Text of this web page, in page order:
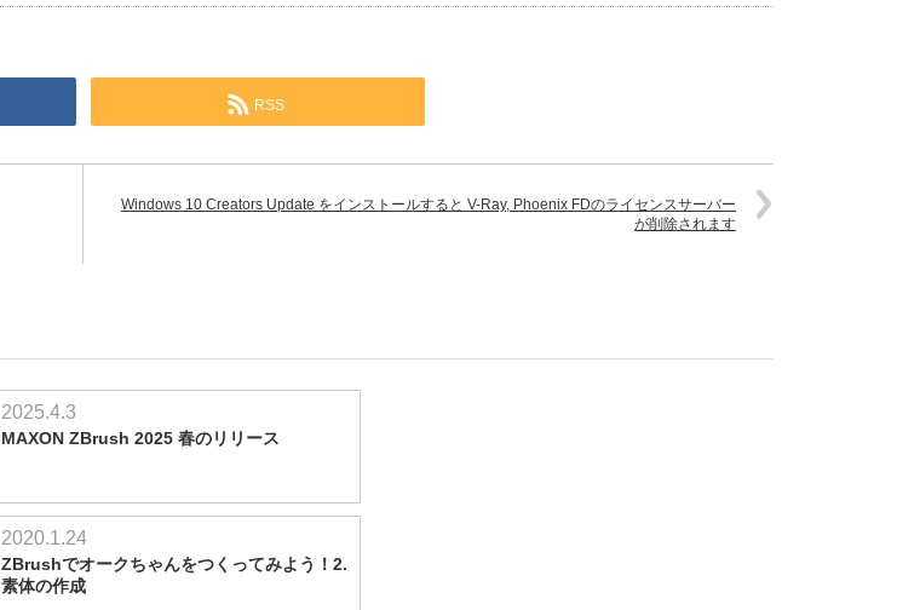
RSS
Windows 10 Creators Update をインストールすると V-Ray, Phoenix FDのライセンスサーバー
が削除されます
2025.4.3
MAXON ZBrush 2025 春のリリース
2020.1.24
ZBrushでオークちゃんをつくってみよう！2.
素体の作成